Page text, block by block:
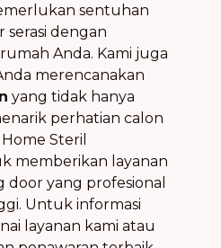
sentuhan
serasi dengan
Anda. Kami juga
merencanakan
yang tidak hanya
perhatian calon
Steril
memberikan layanan
door yang profesional
Untuk informasi
layanan kami atau